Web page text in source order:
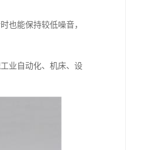
也能保持较低噪音，
业自动化、机床、设